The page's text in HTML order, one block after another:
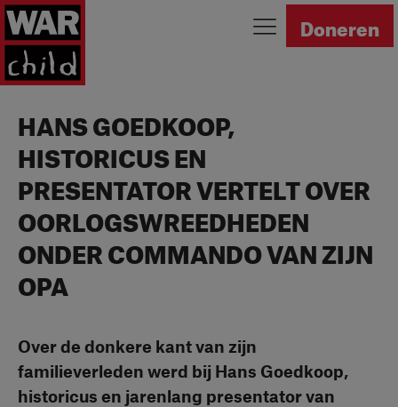
Ga naar homepage Doneren
HANS GOEDKOOP,
HISTORICUS EN
PRESENTATOR VERTELT OVER
OORLOGSWREEDHEDEN
ONDER COMMANDO VAN ZIJN
OPA
Over de donkere kant van zijn
familieverleden werd bij Hans Goedkoop,
historicus en jarenlang presentator van